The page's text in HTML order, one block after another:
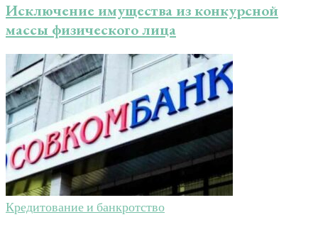
Исключение имущества из конкурсной
массы физического лица
Кредитование и банкротство